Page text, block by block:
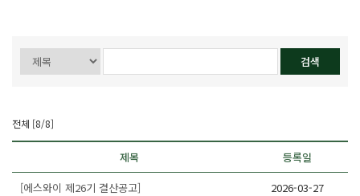
전체 [8/8]
제목
등록일
[에스와이 제26기 결산공고]
2026-03-27